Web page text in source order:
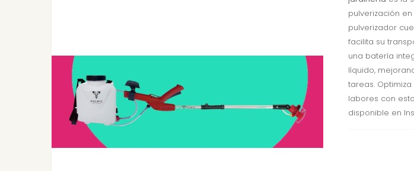
pulverización
pulverizador
facilita su
una batería
líquido,
tareas.
labores con
disponible en